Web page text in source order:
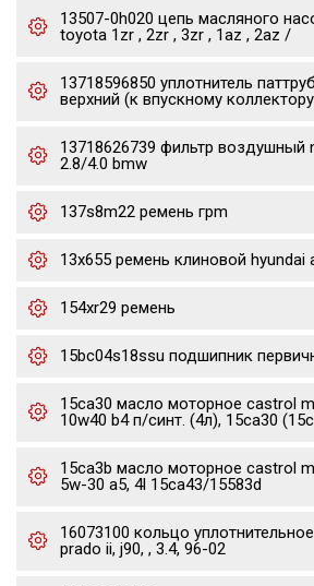
13507-0h020 цепь масляного
toyota 1zr , 2zr , 3zr , 1az , 2az /
13718596850 уплотнитель
верхний (к впускному
13718626739 фильтр воздушный
2.8/4.0 bmw
137s8m22 ремень грm
13x655 ремень клиновой hyundai
154xr29 ремень
15bc04s18ssu подшипник
15ca30 масло моторное castrol
10w40 b4 п/синт. (4л), 15ca30
15ca3b масло моторное castrol
5w-30 a5, 4l 15ca43/15583d
16073100 кольцо
prado ii, j90, , 3.4, 96-02